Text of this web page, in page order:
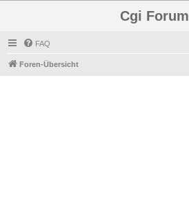
Cgi Forum
FAQ
Foren-Übersicht